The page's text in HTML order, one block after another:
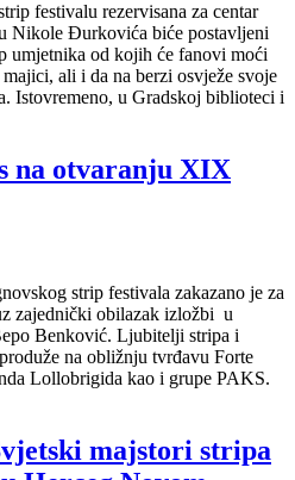
festivalu rezervisana za centar
Nikole Đurkovića biće postavljeni
umjetnika od kojih će fanovi moći
ali i da na berzi osvježe svoje
Istovremeno, u Gradskoj biblioteci i
na otvaranju XIX
strip festivala zakazano je za
zajednički obilazak izložbi u
Benković. Ljubitelji stripa i
na obližnju tvrđavu Forte
Lollobrigida kao i grupe PAKS.
majstori stripa